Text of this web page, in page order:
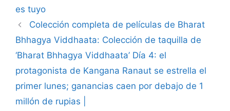
es tuyo
Colección completa de películas de Bharat
Bhhagya Viddhaata: Colección de taquilla de
‘Bharat Bhhagya Viddhaata’ Día 4: el
protagonista de Kangana Ranaut se estrella el
primer lunes; ganancias caen por debajo de 1
millón de rupias |